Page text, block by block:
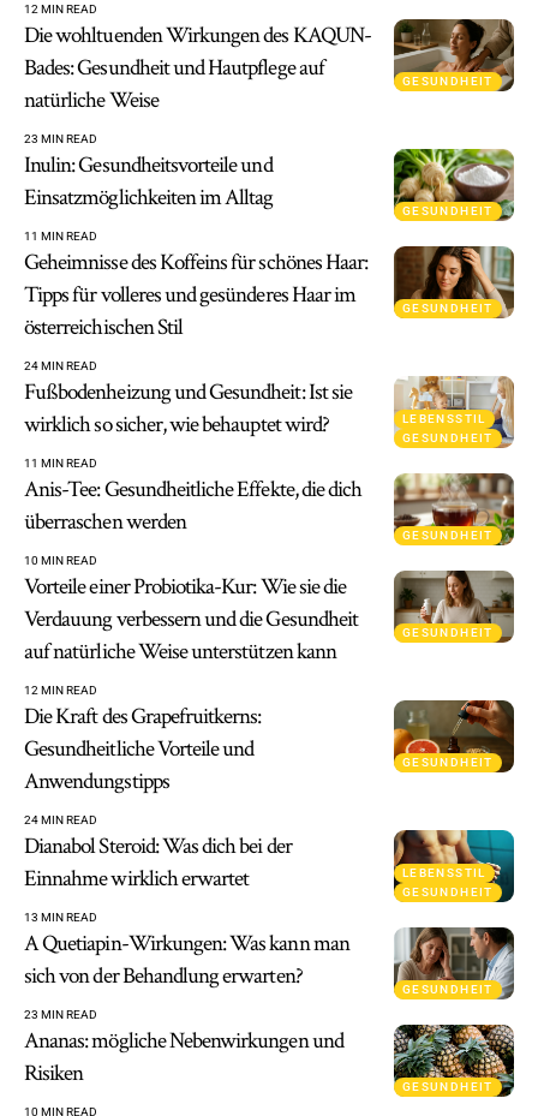
12 MIN READ
GESUNDHEIT
Die wohltuenden Wirkungen des KAQUN-
Bades: Gesundheit und Hautpflege auf
natürliche Weise
23 MIN READ
GESUNDHEIT
Inulin: Gesundheitsvorteile und
Einsatzmöglichkeiten im Alltag
11 MIN READ
GESUNDHEIT
Geheimnisse des Koffeins für schönes Haar:
Tipps für volleres und gesünderes Haar im
österreichischen Stil
24 MIN READ
LEBENSSTIL
GESUNDHEIT
Fußbodenheizung und Gesundheit: Ist sie
wirklich so sicher, wie behauptet wird?
11 MIN READ
GESUNDHEIT
Anis-Tee: Gesundheitliche Effekte, die dich
überraschen werden
10 MIN READ
GESUNDHEIT
Vorteile einer Probiotika-Kur: Wie sie die
Verdauung verbessern und die Gesundheit
auf natürliche Weise unterstützen kann
12 MIN READ
GESUNDHEIT
Die Kraft des Grapefruitkerns:
Gesundheitliche Vorteile und
Anwendungstipps
24 MIN READ
LEBENSSTIL
GESUNDHEIT
Dianabol Steroid: Was dich bei der
Einnahme wirklich erwartet
13 MIN READ
GESUNDHEIT
A Quetiapin-Wirkungen: Was kann man
sich von der Behandlung erwarten?
23 MIN READ
GESUNDHEIT
Ananas: mögliche Nebenwirkungen und
Risiken
10 MIN READ